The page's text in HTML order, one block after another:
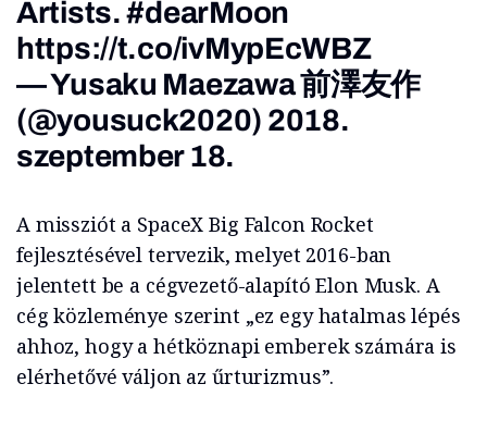
Artists.#dearMoon
https://t.co/ivMypEcWBZ
— Yusaku Maezawa 前澤友作
(@yousuck2020) 2018.
szeptember 18.
A missziót a SpaceX Big Falcon Rocket
fejlesztésével tervezik, melyet 2016-ban
jelentett be a cégvezető-alapító Elon Musk. A
cég közleménye szerint „ez egy hatalmas lépés
ahhoz, hogy a hétköznapi emberek számára is
elérhetővé váljon az űrturizmus”.